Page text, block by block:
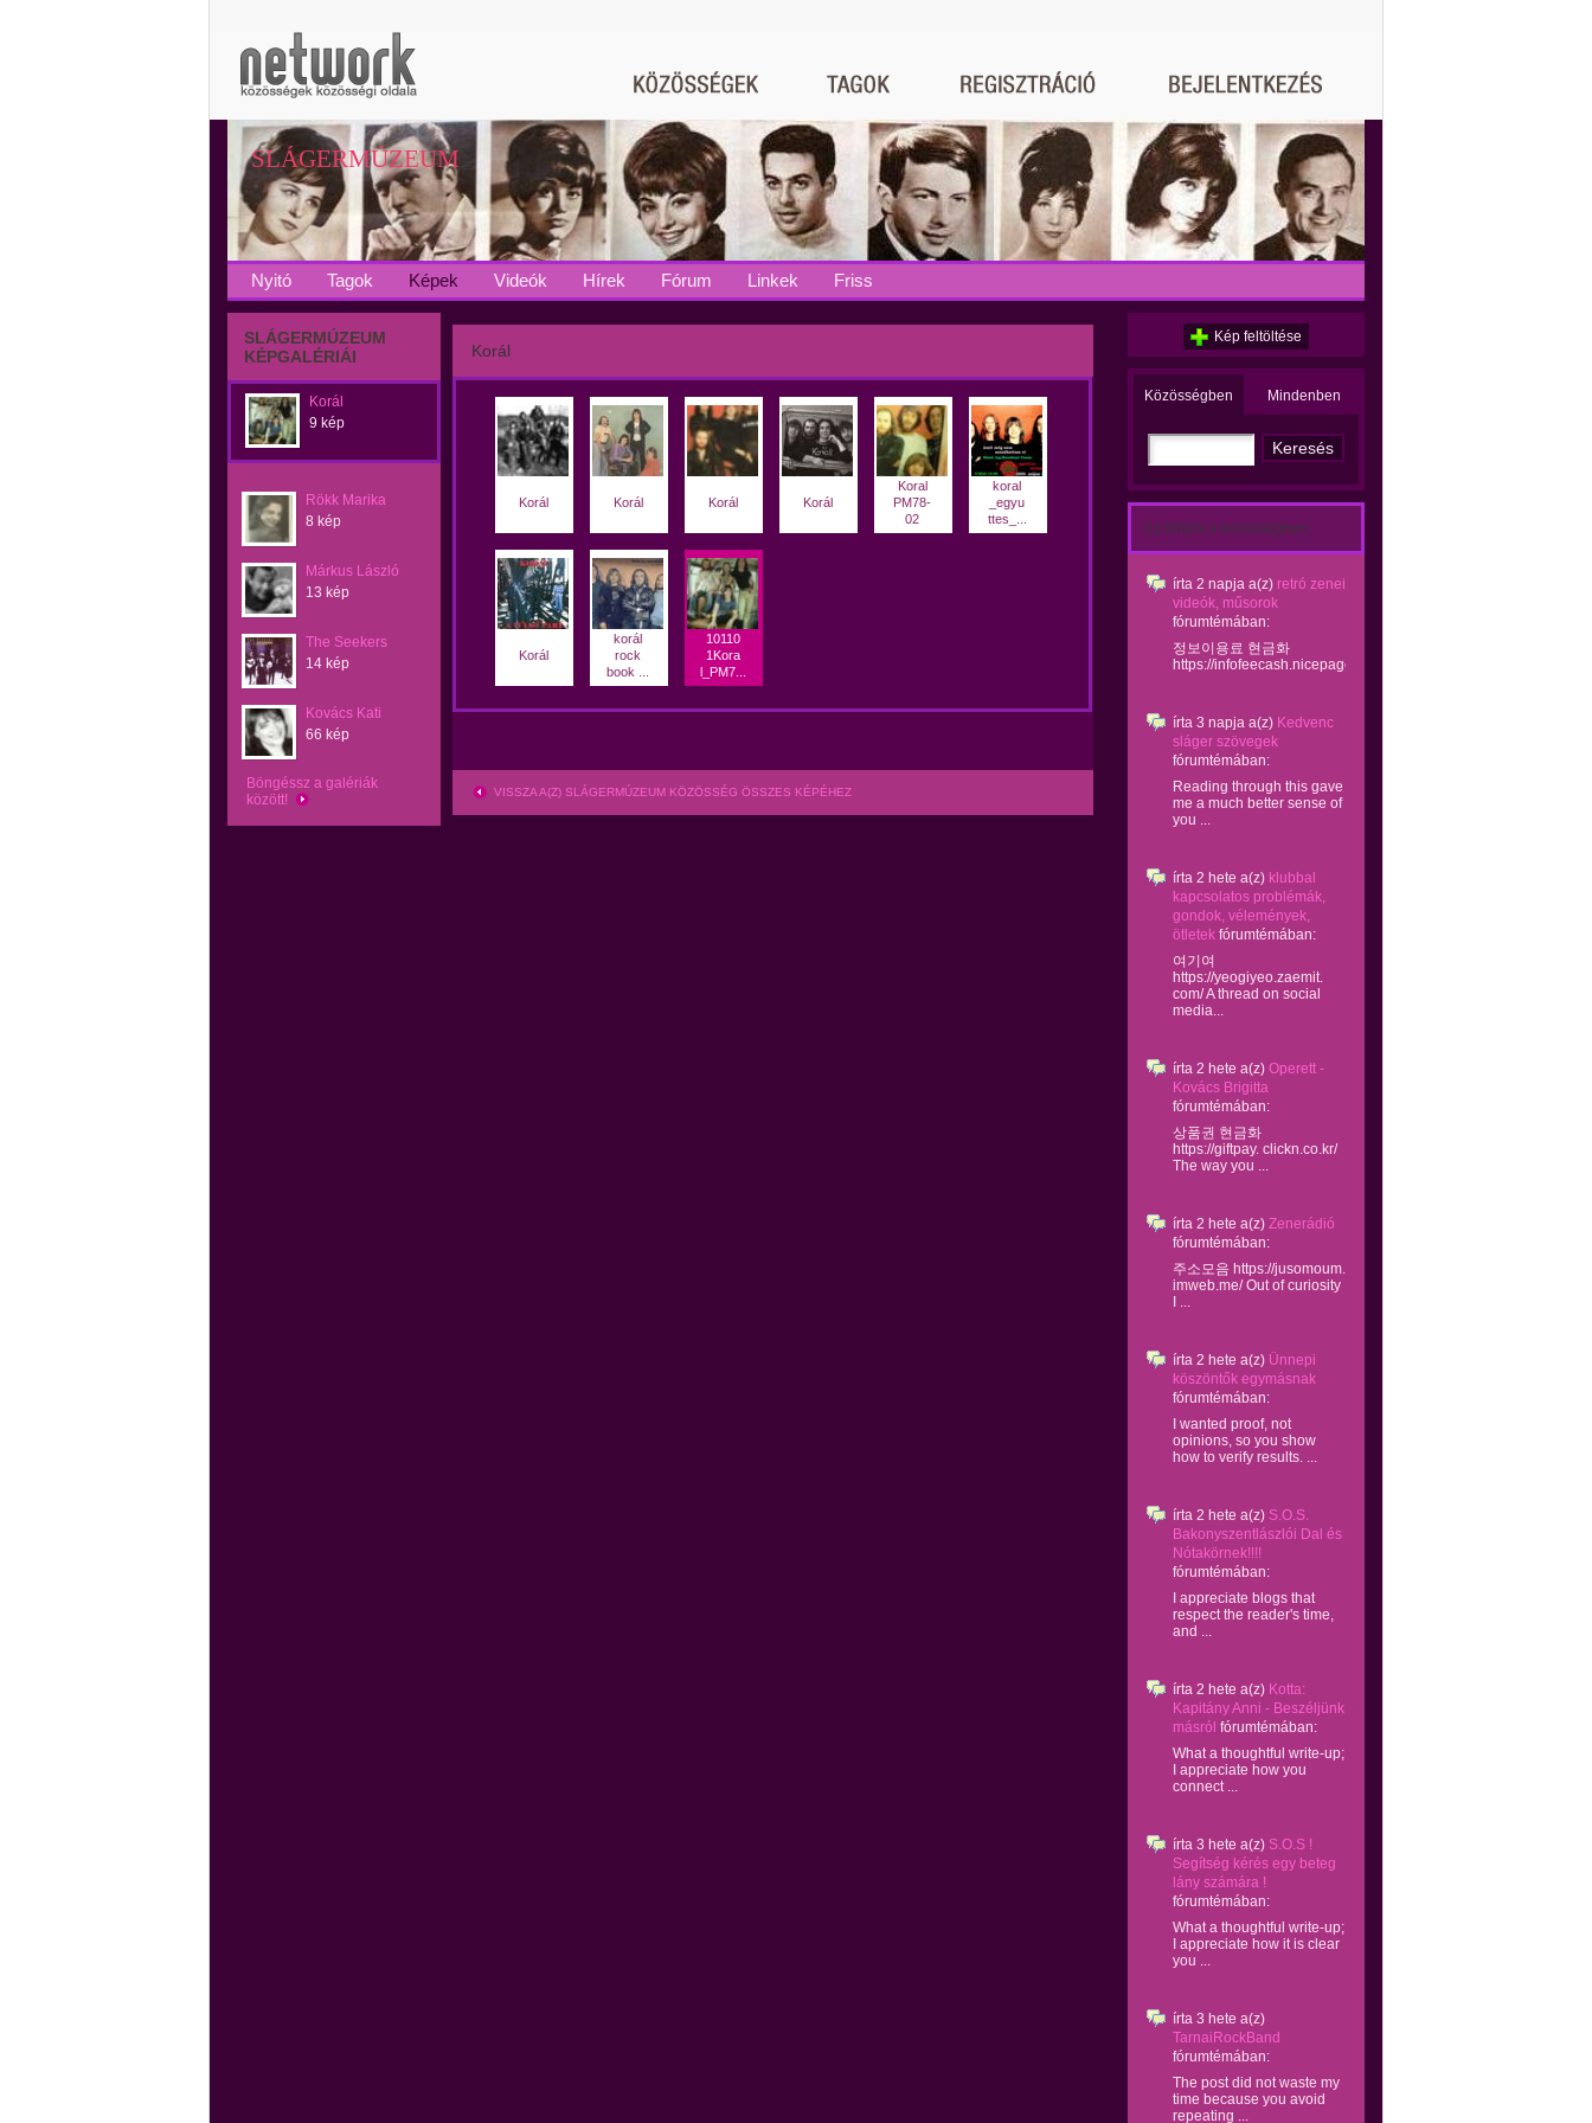
SLÁGERMÚZEUM
Nyitó Tagok Képek Videók Hírek Fórum Linkek Friss
SLÁGERMÚZEUM
KÉPGALÉRIÁI
Korál
9 kép
Rökk Marika
8 kép
Márkus László
13 kép
The Seekers
14 kép
Kovács Kati
66 kép
Böngéssz a galériák
között!
Korál
Korál Korál Korál Korál
Koral
PM78-
02
koral
_egyu
ttes_...
Korál
korál
rock
book ...
10110
1Kora
l_PM7...
VISSZA A(Z) SLÁGERMÚZEUM KÖZÖSSÉG ÖSSZES KÉPÉHEZ
Kép feltöltése
Közösségben Mindenben
Ez történt a közösségben:
írta 2 napja a(z) retró zenei
videók, műsorok
fórumtémában:
정보이용료 현금화
https://infofeecash.nicepage...
írta 3 napja a(z) Kedvenc
sláger szövegek
fórumtémában:
Reading through this gave
me a much better sense of
you ...
írta 2 hete a(z) klubbal
kapcsolatos problémák,
gondok, vélemények,
ötletek fórumtémában:
여기여
https://yeogiyeo.zaemit.
com/ A thread on social
media...
írta 2 hete a(z) Operett -
Kovács Brigitta
fórumtémában:
상품권 현금화
https://giftpay. clickn.co.kr/
The way you ...
írta 2 hete a(z) Zenerádió
fórumtémában:
주소모음 https://jusomoum.
imweb.me/ Out of curiosity
I ...
írta 2 hete a(z) Ünnepi
köszöntők egymásnak
fórumtémában:
I wanted proof, not
opinions, so you show
how to verify results. ...
írta 2 hete a(z) S.O.S.
Bakonyszentlászlói Dal és
Nótakörnek!!!!
fórumtémában:
I appreciate blogs that
respect the reader's time,
and ...
írta 2 hete a(z) Kotta:
Kapitány Anni - Beszéljünk
másról fórumtémában:
What a thoughtful write-up;
I appreciate how you
connect ...
írta 3 hete a(z) S.O.S !
Segítség kérés egy beteg
lány számára !
fórumtémában:
What a thoughtful write-up;
I appreciate how it is clear
you ...
írta 3 hete a(z)
TarnaiRockBand
fórumtémában:
The post did not waste my
time because you avoid
repeating ...